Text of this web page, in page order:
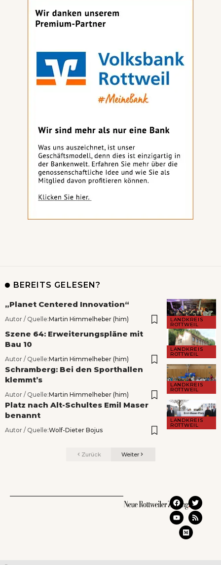
BEREITS GELESEN?
LANDKREIS
ROTTWEIL
„Planet Centered Innovation“
Autor / Quelle:Martin Himmelheber (him)
LANDKREIS
ROTTWEIL
Szene 64: Erweiterungspläne mit
Bau 10
Autor / Quelle:Martin Himmelheber (him)
LANDKREIS
ROTTWEIL
Schramberg: Bei den Sporthallen
klemmt’s
Autor / Quelle:Martin Himmelheber (him)
LANDKREIS
ROTTWEIL
Platz nach Alt-Schultes Emil Maser
benannt
Autor / Quelle:Wolf-Dieter Bojus
Zurück Weiter